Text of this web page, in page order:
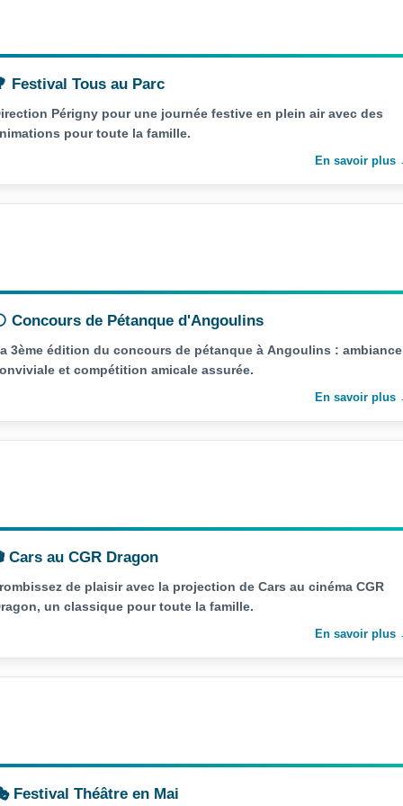
Festival Tous au Parc
Périgny pour une journée festive en plein air avec des
pour toute la famille.
En savoir plus
Concours de Pétanque d'Angoulins
3ème édition du concours de pétanque à Angoulins : ambiance
et compétition amicale assurée.
En savoir plus
Cars au CGR Dragon
de plaisir avec la projection de Cars au cinéma CGR
un classique pour toute la famille.
En savoir plus
Festival Théâtre en Mai